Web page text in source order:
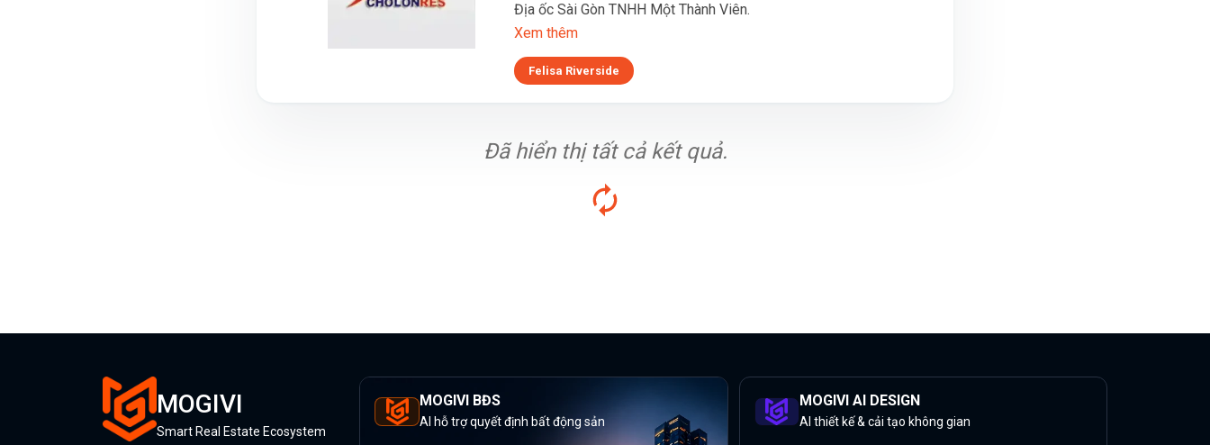
Địa ốc Sài Gòn TNHH Một Thành Viên.
Xem thêm
Felisa Riverside
Đã hiển thị tất cả kết quả.
MOGIVI
Smart Real Estate Ecosystem
MOGIVI BĐS
AI hỗ trợ quyết định bất động sản
MOGIVI AI DESIGN
AI thiết kế & cải tạo không gian